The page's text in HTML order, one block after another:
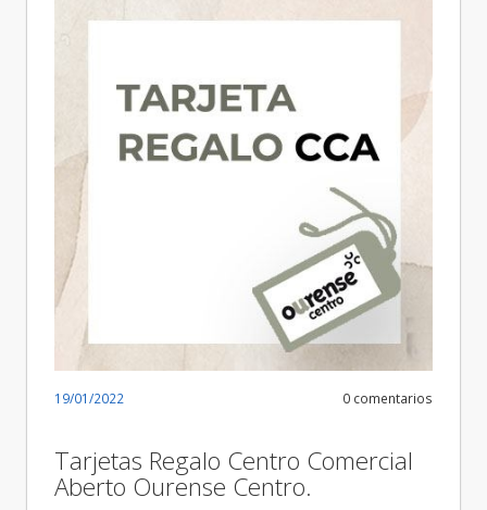
19/01/2022 0 comentarios
Tarjetas Regalo Centro Comercial
Aberto Ourense Centro.